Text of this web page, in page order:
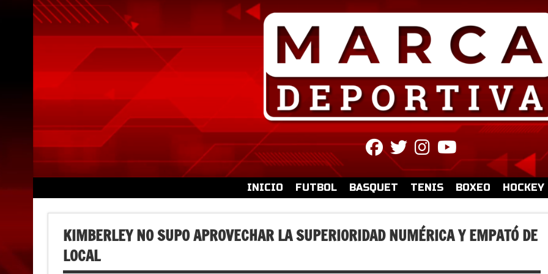
fab
fa-
facebook
fab
fa-
twitter
fab
fa-
instagram
fa-
youtube
INICIO FUTBOL BASQUET TENIS BOXEO HOCKEY
KIMBERLEY NO SUPO APROVECHAR LA SUPERIORIDAD NUMÉRICA Y EMPATÓ DE
LOCAL